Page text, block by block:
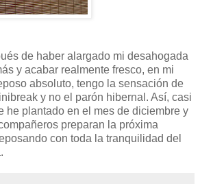
de haber alargado mi desahogada
y acabar realmente fresco, en mi
absoluto, tengo la sensación de
y no el parón hibernal. Así, casi
he plantado en el mes de diciembre y
preparan la próxima
con toda la tranquilidad del